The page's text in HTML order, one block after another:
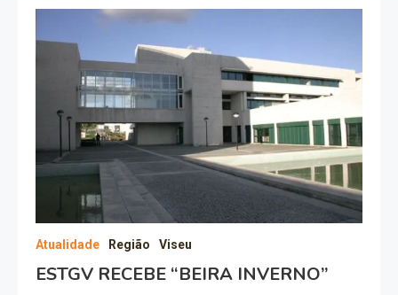
Atualidade Região Viseu
ESTGV RECEBE “BEIRA INVERNO”